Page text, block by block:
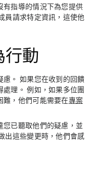
有指導的情況下為您提供
員請求特定資訊，這使他
行動
慮。 如果您在收到的回饋
理。 例如，如果多位團
難，他們可能需要在專案
您已聽取他們的疑慮，並
出這些變更時，他們會感